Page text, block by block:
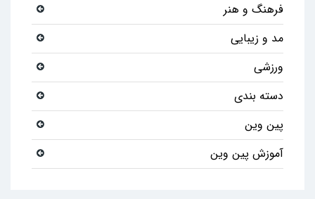
فرهنگ و هنر
مد و زیبایی
ورزشی
دسته بندی
پین وین
آموزش پین وین